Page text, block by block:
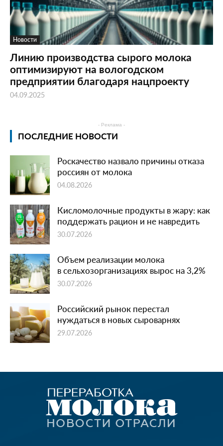
Новости
Линию производства сырого молока
оптимизируют на вологодском
предприятии благодаря нацпроекту
04.09.2025
- Реклама -
ПОСЛЕДНИЕ НОВОСТИ
Роскачество назвало причины отказа
россиян от молока
04.08.2026
Кисломолочные продукты в жару: как
поддержать рацион и не навредить
30.07.2026
Объем реализации молока
в сельхозорганизациях вырос на 3,2%
30.07.2026
Российский рынок перестал
нуждаться в новых сыроварнях
29.07.2026